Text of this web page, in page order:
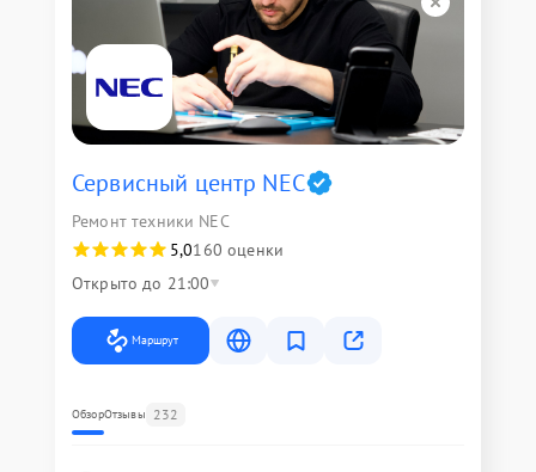
Сервисный центр NEC
Ремонт техники NEC
5,0160 оценки
Открыто до 21:00
Маршрут
ОбзорОтзывы 232